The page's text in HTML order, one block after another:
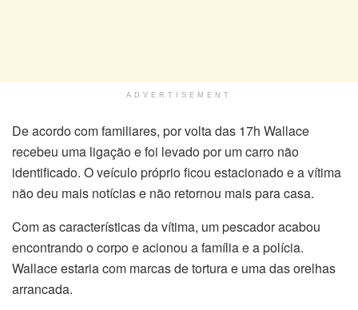
ADVERTISEMENT
De acordo com familiares, por volta das 17h Wallace
recebeu uma ligação e foi levado por um carro não
identificado. O veículo próprio ficou estacionado e a vítima
não deu mais notícias e não retornou mais para casa.
Com as características da vítima, um pescador acabou
encontrando o corpo e acionou a família e a polícia.
Wallace estaria com marcas de tortura e uma das orelhas
arrancada.